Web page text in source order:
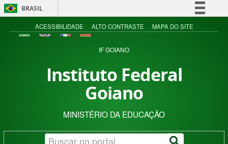
BRASIL
Simplifique!
Acesso à informação
ACESSIBILIDADE ALTO CONTRASTE MAPA DO SITE
IF GOIANO
Instituto Federal
Goiano
MINISTÉRIO DA EDUCAÇÃO